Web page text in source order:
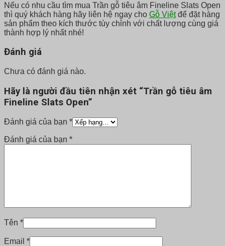
Nếu có nhu cầu tìm mua Trần gỗ tiêu âm Fineline Slats Open
thì quý khách hàng hãy liên hệ ngay cho Gỗ Việtđể đặt hàng
sản phẩm theo kích thước tùy chỉnh với chất lượng cùng giá
thành hợp lý nhất nhé!
Đánh giá
Chưa có đánh giá nào.
Hãy là người đầu tiên nhận xét “Trần gỗ tiêu âm
Fineline Slats Open”
Đánh giá của bạn *
Đánh giá của bạn *
Tên *
Email *